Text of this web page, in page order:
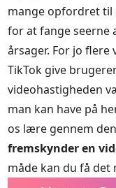
mange opfordret til
for at fange seerne
årsager. For jo
TikTok give
videohastigheden
man kan have på
os lære gennem
fremskynder en
måde kan du få det